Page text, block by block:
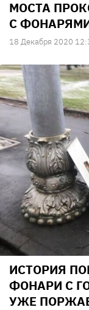
МОСТА
С
18 Декабря 2020
ИСТОРИЯ
ФОНАРИ С
УЖЕ